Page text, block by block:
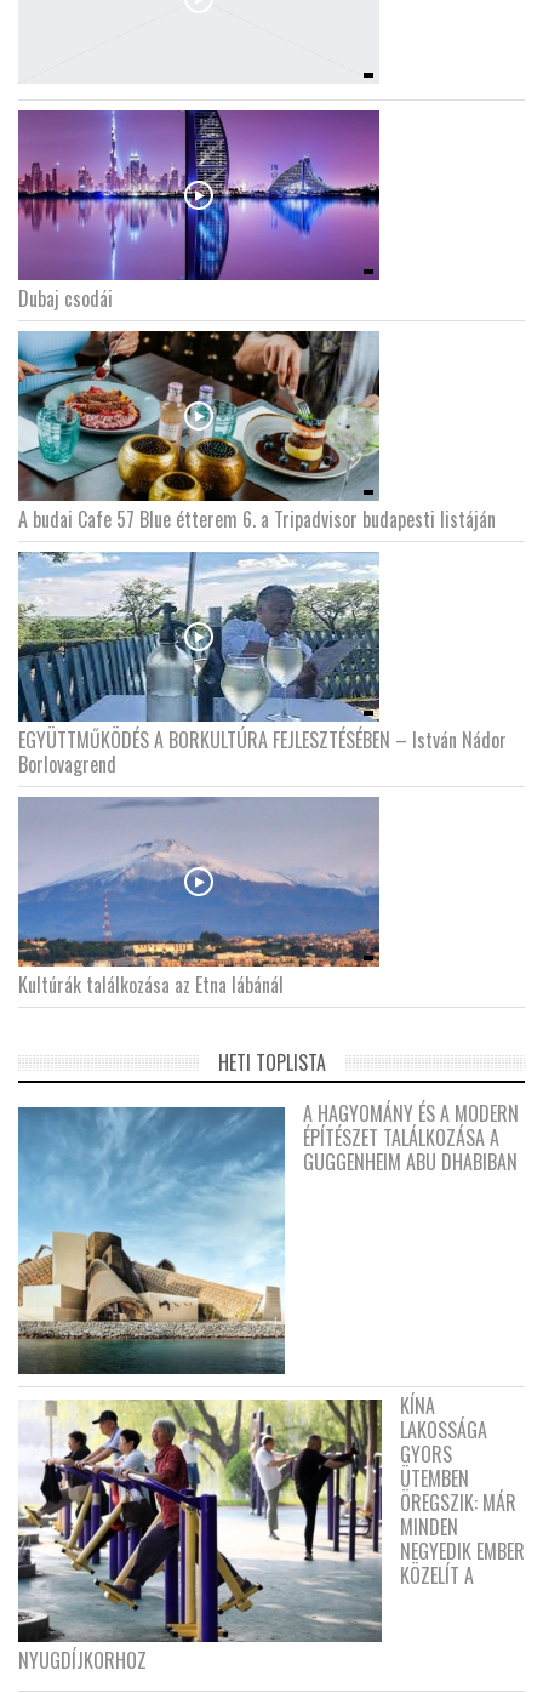
Dubaj csodái
A budai Cafe 57 Blue étterem 6. a Tripadvisor budapesti listáján
EGYÜTTMŰKÖDÉS A BORKULTÚRA FEJLESZTÉSÉBEN – István Nádor
Borlovagrend
Kultúrák találkozása az Etna lábánál
HETI TOPLISTA
A HAGYOMÁNY ÉS A MODERN
ÉPÍTÉSZET TALÁLKOZÁSA A
GUGGENHEIM ABU DHABIBAN
KÍNA
LAKOSSÁGA
GYORS
ÜTEMBEN
ÖREGSZIK: MÁR
MINDEN
NEGYEDIK EMBER
KÖZELÍT A
NYUGDÍJKORHOZ